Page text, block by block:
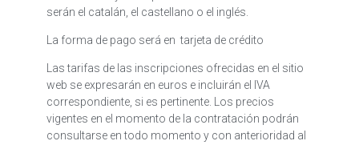
serán el catalán, el castellano o el inglés.
La forma de pago será en tarjeta de crédito
Las tarifas de las inscripciones ofrecidas en el sitio
web se expresarán en euros e incluirán el IVA
correspondiente, si es pertinente. Los precios
vigentes en el momento de la contratación podrán
consultarse en todo momento y con anterioridad al